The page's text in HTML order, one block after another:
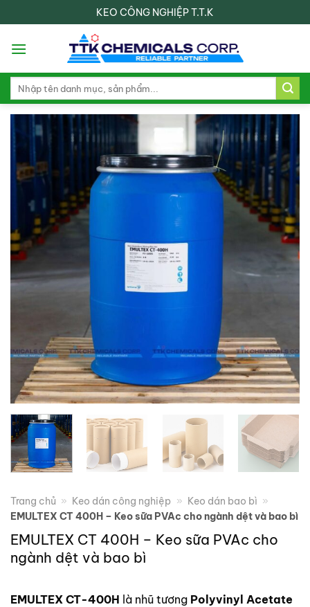
to
content
KEO CÔNG NGHIỆP T.T.K
Trang chủ » Keo dán công nghiệp » Keo dán bao bì »
EMULTEX CT 400H – Keo sữa PVAc cho ngành dệt và bao bì
EMULTEX CT 400H – Keo sữa PVAc cho
ngành dệt và bao bì
EMULTEX CT-400H là nhũ tương Polyvinyl Acetate